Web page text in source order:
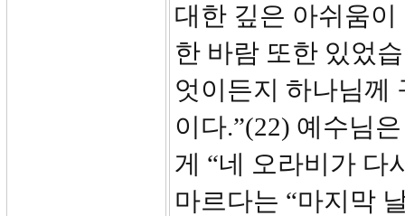
대한 깊은 아쉬움
한 바람 또한 있었
엇이든지 하나님께
이다.”(22) 예수님
게 “네 오라비가 다
마르다는 “마지막